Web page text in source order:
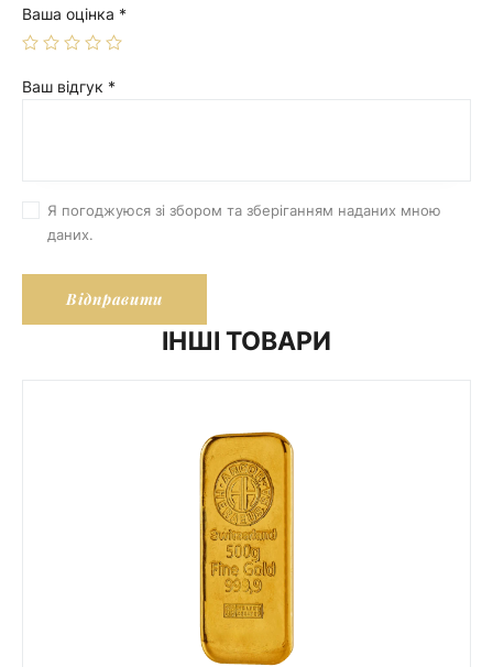
Ваша оцінка *
Ваш відгук *
Я погоджуюся зі збором та зберіганням наданих мною
даних.
ІНШІ ТОВАРИ